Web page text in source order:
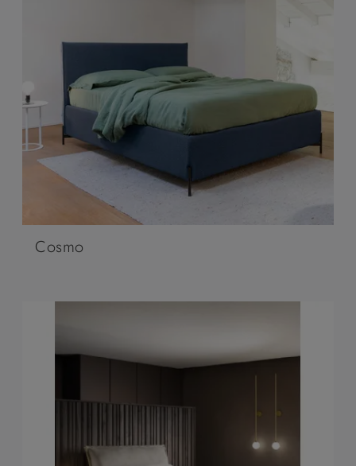
Cosmo